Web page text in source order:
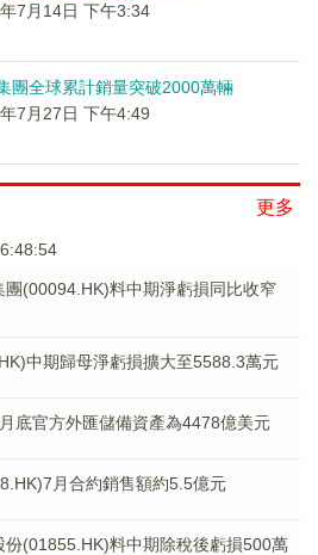
7月14日 下午3:34
團全球累計銷量突破2000萬輛
7月27日 下午4:49
更多
團(00094.HK)料中期淨虧損同比收窄
中期歸母淨虧損擴大至5588.3萬元
底官方外匯儲備資產為4478億美元
月合約銷售額約5.5億元
份(01855.HK)料中期除稅後虧損500萬